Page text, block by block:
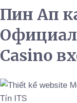
Пин Ап
Casino